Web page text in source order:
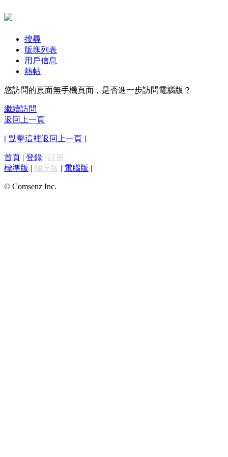
搜尋
版塊列表
用戶信息
熱帖
您訪問的頁面無手機頁面，是否進一步訪問電腦版？
繼續訪問
返回上一頁
[ 點擊這裡返回上一頁 ]
首頁 | 登錄 | 註冊
標準版 | 觸屏版 | 電腦版 |
© Comsenz Inc.